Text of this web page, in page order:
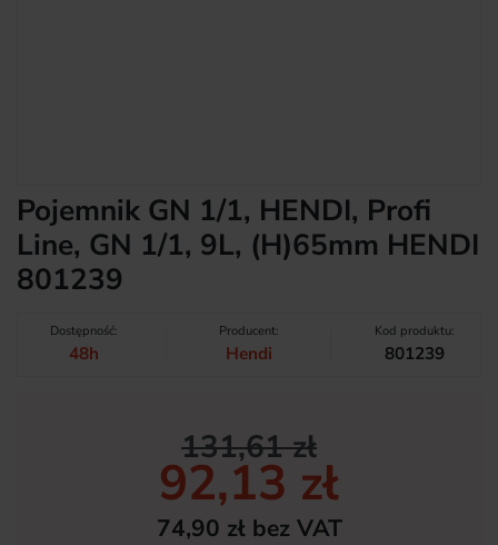
Pojemnik GN 1/1, HENDI, Profi
Line, GN 1/1, 9L, (H)65mm HENDI
801239
Dostępność:
48h
Producent:
Hendi
Kod produktu:
801239
131,61 zł
92,13 zł
74,90 zł bez VAT